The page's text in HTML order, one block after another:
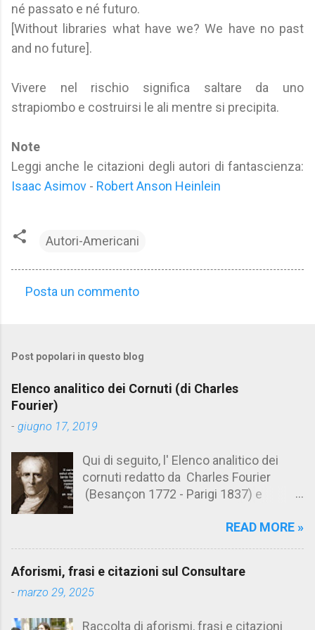
né passato e né futuro.
[Without libraries what have we? We have no past
and no future].
Vivere nel rischio significa saltare da uno
strapiombo e costruirsi le ali mentre si precipita.
Note
Leggi anche le citazioni degli autori di fantascienza:
Isaac Asimov - Robert Anson Heinlein
Autori-Americani
m
e
n
t
Posta un commento
Post popolari in questo blog
Elenco analitico dei Cornuti (di Charles
Fourier)
- giugno 17, 2019
Qui di seguito, l' Elenco analitico dei
cornuti redatto da Charles Fourier
(Besançon 1772 - Parigi 1837) e
Aforismario trovi anche una raccolta di
cornuto pretenzioso: colui che ritiene
sua moglie tanto fortunata, per averlo
READ MORE »
Aforismi, frasi e citazioni sul Consultare
- marzo 29, 2025
Raccolta di aforismi, frasi e citazioni